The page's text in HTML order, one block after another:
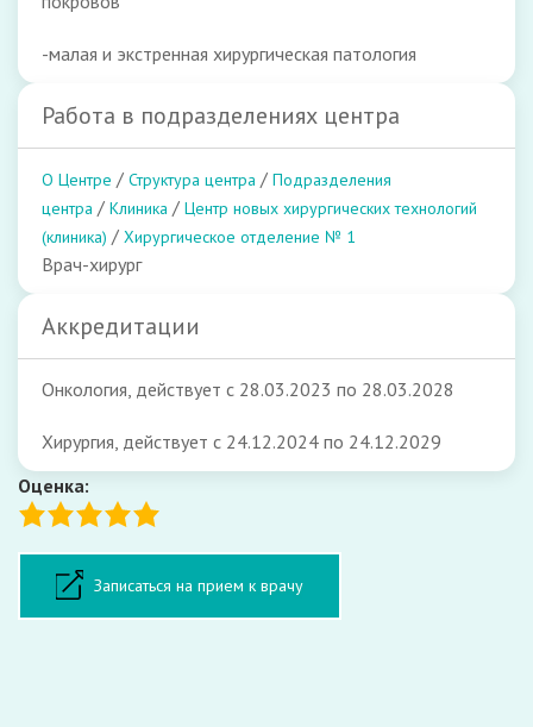
-малая и экстренная хирургическая патология
Работа в подразделениях центра
О Центре / Структура центра / Подразделения
центра / Клиника / Центр новых хирургических технологий
(клиника) / Хирургическое отделение № 1
Врач-хирург
Аккредитации
Онкология, действует с 28.03.2023 по 28.03.2028
Хирургия, действует с 24.12.2024 по 24.12.2029
Оценка:
Записаться на прием к врачу
Форма записи на прием